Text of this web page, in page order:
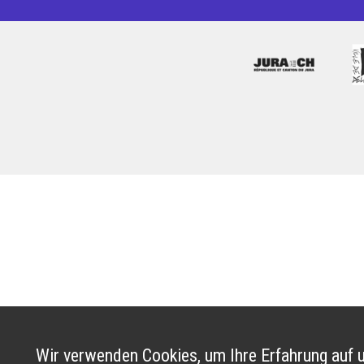
Wir verwenden Cookies, um Ihre Erfahrung